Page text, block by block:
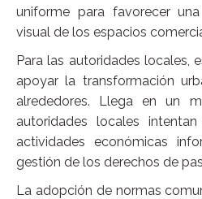
uniforme para favorecer
visual de los espacios
Para las autoridades locales,
apoyar la transformación
alrededores. Llega en un
autoridades locales
actividades económicas
gestión de los derechos de
La adopción de normas